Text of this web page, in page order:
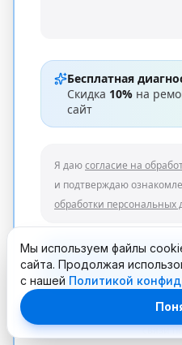
Бесплатная
Скидка 10% на
сайт
Я даюсогласие на
и подтверждаю
обработки персональных
связи
Мы используем файлы
сайта. Продолжая
с нашей Политикой